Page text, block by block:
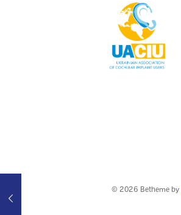
© 2026 Betheme by